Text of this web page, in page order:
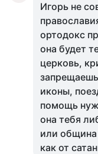
Игорь не
ортодокс
она будет
церковь,
иконы,
помощь
она тебя
или община
как от